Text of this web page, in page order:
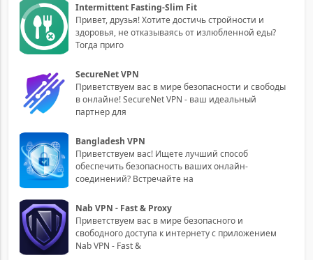
Intermittent Fasting-Slim Fit
Привет, друзья! Хотите достичь стройности и
здоровья, не отказываясь от излюбленной еды?
Тогда приго
SecureNet VPN
Приветствуем вас в мире безопасности и свободы
в онлайне! SecureNet VPN - ваш идеальный
партнер для
Bangladesh VPN
Приветствуем вас! Ищете лучший способ
обеспечить безопасность ваших онлайн-
соединений? Встречайте на
Nab VPN - Fast & Proxy
Приветствуем вас в мире безопасного и
свободного доступа к интернету с приложением
Nab VPN - Fast &